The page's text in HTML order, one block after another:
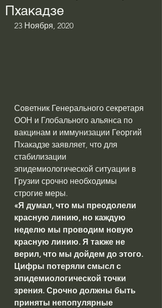
Пхакадзе
23 Ноября, 2020
Советник Генерального секретаря
ООН и Глобального альянса по
вакцинам и иммунизации Георгий
Пхакадзе заявляет, что для
стабилизации
эпидемиологической ситуации в
Грузии срочно необходимы
строгие меры.
«Я думал, что мы преодолели
красную линию, но каждую
неделю мы проводим новую
красную линию. Я также не
верил, что мы дойдем до этого.
Цифры потеряли смысл с
эпидемиологической точки
зрения. Срочно должны быть
приняты непопулярные